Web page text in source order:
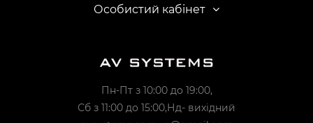
Особистий кабінет
Пн-Пт з 10:00 до 19:00,
Сб з 11:00 до 15:00,Нд- вихідний